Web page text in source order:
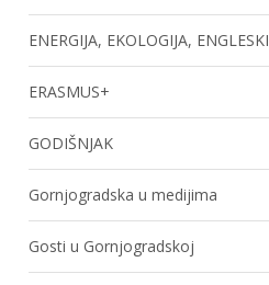
ENERGIJA, EKOLOGIJA, ENGLESKI
ERASMUS+
GODIŠNJAK
Gornjogradska u medijima
Gosti u Gornjogradskoj